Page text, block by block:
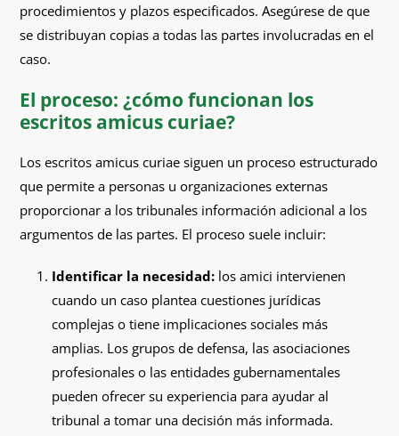
procedimientos y plazos especificados. Asegúrese de que
se distribuyan copias a todas las partes involucradas en el
caso.
El proceso: ¿cómo funcionan los
escritos amicus curiae?
Los escritos amicus curiae siguen un proceso estructurado
que permite a personas u organizaciones externas
proporcionar a los tribunales información adicional a los
argumentos de las partes. El proceso suele incluir:
Identificar la necesidad: los amici intervienen
cuando un caso plantea cuestiones jurídicas
complejas o tiene implicaciones sociales más
amplias. Los grupos de defensa, las asociaciones
profesionales o las entidades gubernamentales
pueden ofrecer su experiencia para ayudar al
tribunal a tomar una decisión más informada.